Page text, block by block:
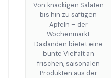
Von knackigen Salaten
bis hin zu saftigen
Äpfeln – der
Wochenmarkt
Daxlanden bietet eine
bunte Vielfalt an
frischen, saisonalen
Produkten aus der